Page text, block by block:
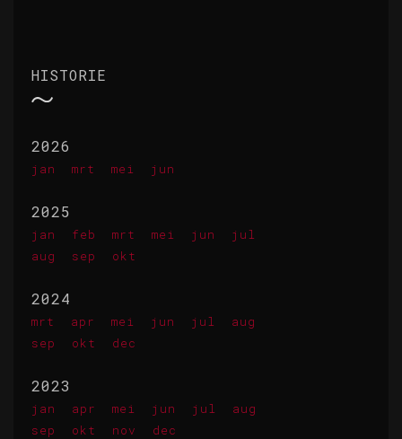
HISTORIE
2026
jan mrt mei jun
2025
jan feb mrt mei jun
jul
aug
sep okt
2024
mrt apr mei jun jul
aug
sep
okt dec
2023
jan apr mei jun jul
aug
sep
okt nov dec